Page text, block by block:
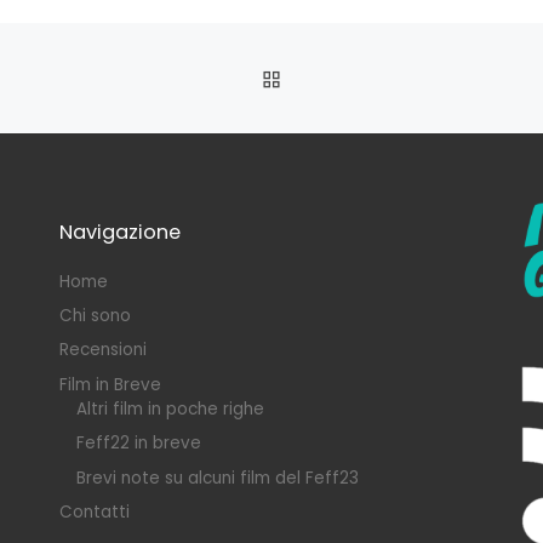
RITORNA ALLA LISTA
Navigazione
Home
Chi sono
Recensioni
Film in Breve
Altri film in poche righe
Feff22 in breve
Brevi note su alcuni film del Feff23
Contatti